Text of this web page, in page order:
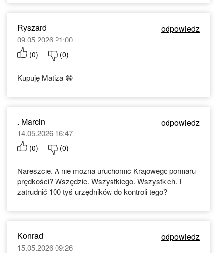
Ryszard odpowiedz
09.05.2026 21:00
(0) (0)
Kupuję Matiza 😁
. Marcin odpowiedz
14.05.2026 16:47
(0) (0)
Nareszcie. A nie mozna uruchomić Krajowego pomiaru
prędkości? Wszędzie. Wszystkiego. Wszystkich. I
zatrudnić 100 tyś urzędników do kontroli tego?
Konrad odpowiedz
15.05.2026 09:26